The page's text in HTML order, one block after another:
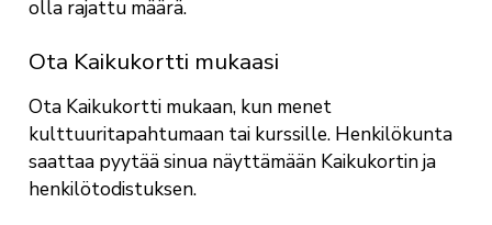
olla rajattu määrä.
Ota Kaikukortti mukaasi
Ota Kaikukortti mukaan, kun menet
kulttuuritapahtumaan tai kurssille. Henkilökunta
saattaa pyytää sinua näyttämään Kaikukortin ja
henkilötodistuksen.